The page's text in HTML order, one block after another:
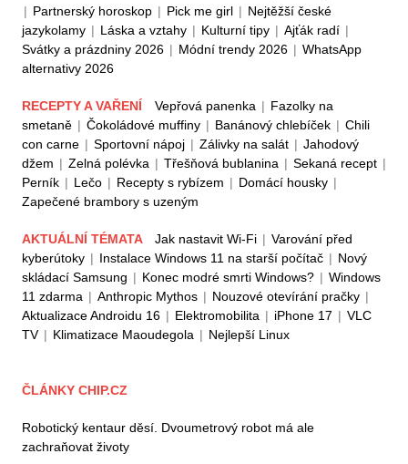
| Partnerský horoskop | Pick me girl | Nejtěžší české
jazykolamy | Láska a vztahy | Kulturní tipy | Ajťák radí |
Svátky a prázdniny 2026 | Módní trendy 2026 | WhatsApp
alternativy 2026
RECEPTY A VAŘENÍ Vepřová panenka | Fazolky na
smetaně | Čokoládové muffiny | Banánový chlebíček | Chili
con carne | Sportovní nápoj | Zálivky na salát | Jahodový
džem | Zelná polévka | Třešňová bublanina | Sekaná recept |
Perník | Lečo | Recepty s rybízem | Domácí housky |
Zapečené brambory s uzeným
AKTUÁLNÍ TÉMATA Jak nastavit Wi-Fi | Varování před
kyberútoky | Instalace Windows 11 na starší počítač | Nový
skládací Samsung | Konec modré smrti Windows? | Windows
11 zdarma | Anthropic Mythos | Nouzové otevírání pračky |
Aktualizace Androidu 16 | Elektromobilita | iPhone 17 | VLC
TV | Klimatizace Maoudegola | Nejlepší Linux
ČLÁNKY CHIP.CZ
Robotický kentaur děsí. Dvoumetrový robot má ale
zachraňovat životy